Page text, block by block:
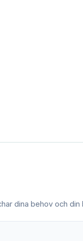
dina behov och din